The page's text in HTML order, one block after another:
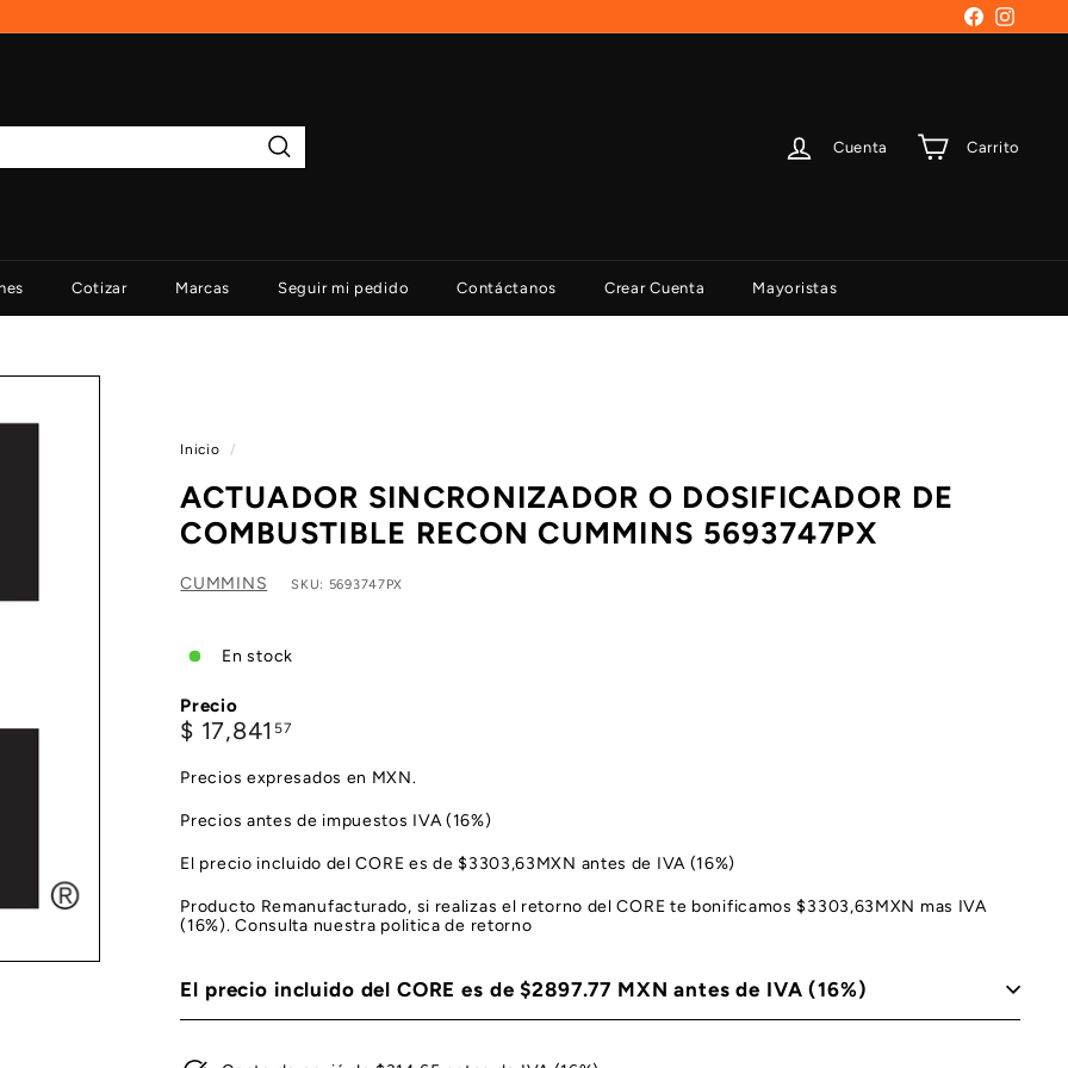
Facebook
Buscar
Cuenta Carrito
Cotizar Marcas Seguir mi pedido Contáctanos Crear Cuenta Mayoristas
Inicio /
ACTUADOR SINCRONIZADOR O DOSIFICADOR DE
COMBUSTIBLE RECON CUMMINS 5693747PX
CUMMINS SKU: 5693747PX
En stock
Precio
Precio
$ 17,841 57$
Precios expresados en MXN.
Precios antes de impuestos IVA (16%)
El precio incluido del CORE es de $3303,63MXN antes de IVA (16%)
Producto Remanufacturado, si realizas el retorno del CORE te bonificamos $3303,63MXN mas IVA
(16%). Consulta nuestra politica de retorno
El precio incluido del CORE es de $2897.77 MXN antes de IVA (16%)